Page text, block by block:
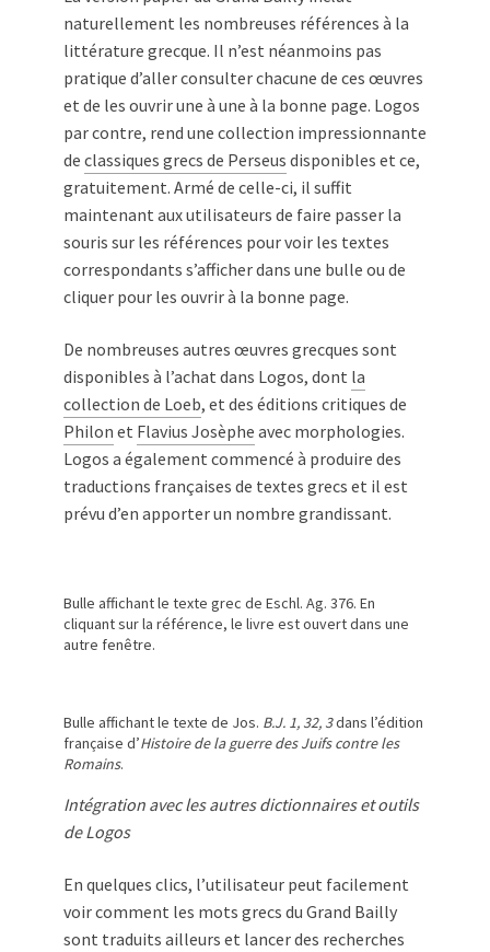
naturellement les nombreuses références à la
littérature grecque. Il n’est néanmoins pas
pratique d’aller consulter chacune de ces œuvres
et de les ouvrir une à une à la bonne page. Logos
par contre, rend une collection impressionnante
de classiques grecs de Perseus disponibles et ce,
gratuitement. Armé de celle-ci, il suffit
maintenant aux utilisateurs de faire passer la
souris sur les références pour voir les textes
correspondants s’afficher dans une bulle ou de
cliquer pour les ouvrir à la bonne page.
De nombreuses autres œuvres grecques sont
disponibles à l’achat dans Logos, dont la
collection de Loeb, et des éditions critiques de
Philon et Flavius Josèphe avec morphologies.
Logos a également commencé à produire des
traductions françaises de textes grecs et il est
prévu d’en apporter un nombre grandissant.
Bulle affichant le texte grec de Eschl. Ag. 376. En
cliquant sur la référence, le livre est ouvert dans une
autre fenêtre.
Bulle affichant le texte de Jos. B.J. 1, 32, 3dans l’édition
française d’Histoire de la guerre des Juifs contre les
Romains.
Intégration avec les autres dictionnaires et outils
de Logos
En quelques clics, l’utilisateur peut facilement
voir comment les mots grecs du Grand Bailly
sont traduits ailleurs et lancer des recherches